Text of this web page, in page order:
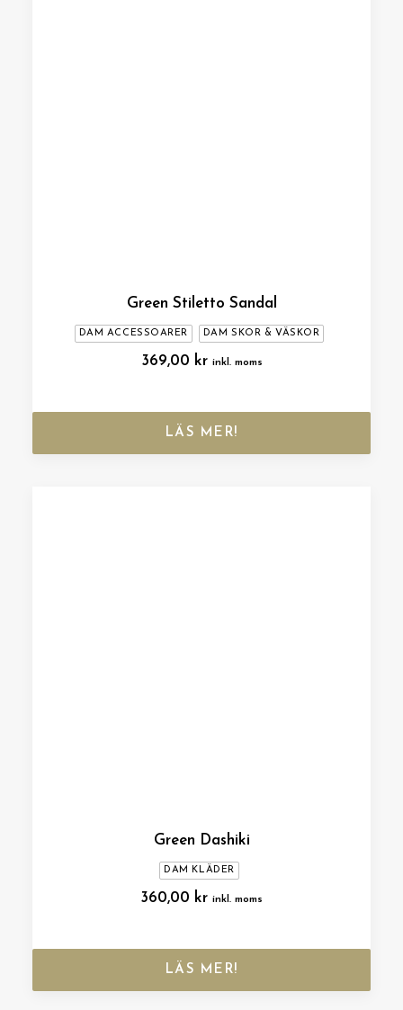
Green Stiletto Sandal
DAM ACCESSOARER DAM SKOR & VÄSKOR
369,00 kr inkl. moms
LÄS MER!
Green Dashiki
DAM KLÄDER
360,00 kr inkl. moms
LÄS MER!